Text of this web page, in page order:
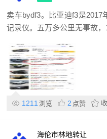
卖车bydf3。比亚迪f3是2017
记录仪。五万多公里无事故
1211 浏览 2 点赞
海伦市林地转让